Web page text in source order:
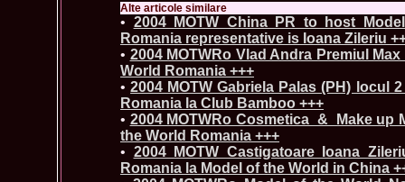
Alte articole similare
• 2004 MOTW China PR to host
Romania representative is Ioana Zileriu
• 2004 MOTWRo Vlad Andra Premiul
World Romania +++
•2004 MOTW Gabriela Palas (PH) locul
Romania la Club Bamboo +++
• 2004 MOTWRo Cosmetica_&_Make up
the World Romania +++
• 2004 MOTW Castigatoare Ioana
Romania la Model of the World in China